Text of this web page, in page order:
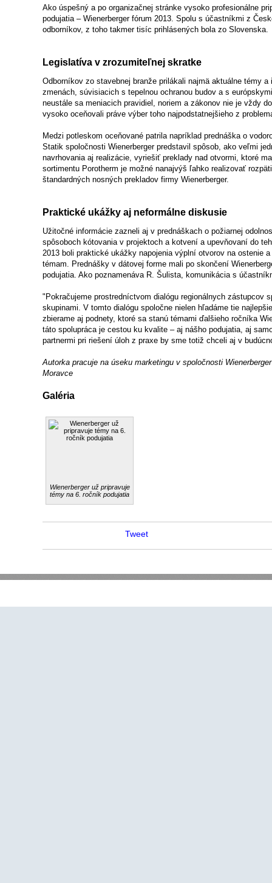
Ako úspešný a po organizačnej stránke vysoko profesionálne
podujatia – Wienerberger fórum 2013. Spolu s účastníkmi z
odborníkov, z toho takmer tisíc prihlásených bola zo Slovenska.
Legislatíva v zrozumiteľnej skratke
Odborníkov zo stavebnej branže prilákali najmä aktuálne témy
zmenách, súvisiacich s tepelnou ochranou budov a s
neustále sa meniacich pravidiel, noriem a zákonov nie je vždy
vysoko oceňovali práve výber toho najpodstatnejšieho z
Medzi potleskom oceňované patrila napríklad prednáška o
Statik spoločnosti Wienerberger predstavil spôsob, ako veľmi
navrhovania aj realizácie, vyriešiť preklady nad otvormi, ktoré
sortimentu Porotherm je možné nanajvýš ľahko realizovať
štandardných nosných prekladov firmy Wienerberger.
Praktické ukážky aj neformálne diskusie
Užitočné informácie zazneli aj v prednáškach o požiarnej
spôsoboch kótovania v projektoch a kotvení a upevňovaní do
2013 boli praktické ukážky napojenia výplní otvorov na ostenie
témam. Prednášky v dátovej forme mali po skončení
podujatia. Ako poznamenáva R. Šulista, komunikácia s
"Pokračujeme prostredníctvom dialógu regionálnych zástupcov
skupinami. V tomto dialógu spoločne nielen hľadáme tie
zbierame aj podnety, ktoré sa stanú témami ďalšieho ročníka
táto spolupráca je cestou ku kvalite – aj nášho podujatia, aj
partnermi pri riešení úloh z praxe by sme totiž chceli aj v
Autorka pracuje na úseku marketingu v spoločnosti
Moravce
Galéria
Wienerberger už pripravuje
témy na 6. ročník podujatia
Tweet